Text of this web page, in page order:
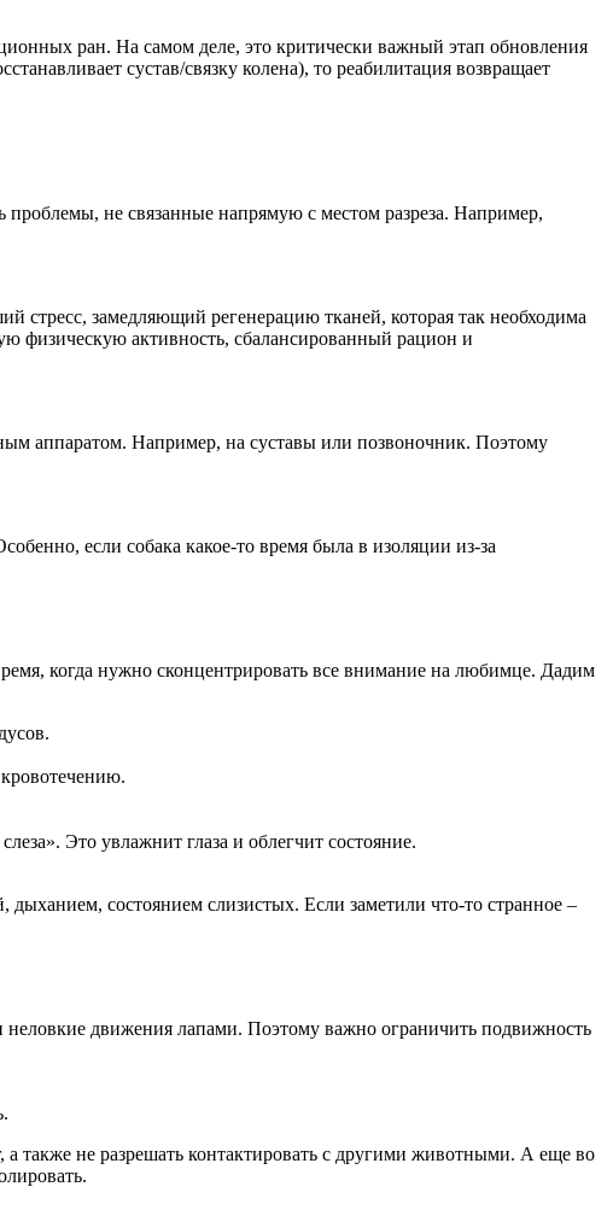
ран. На самом деле, это критически важный этап обновления
сустав/связку колена), то реабилитация возвращает
проблемы, не связанные напрямую с местом разреза. Например,
стресс, замедляющий регенерацию тканей, которая так необходима
физическую активность, сбалансированный рацион и
аппаратом. Например, на суставы или позвоночник. Поэтому
если собака какое-то время была в изоляции из-за
когда нужно сконцентрировать все внимание на любимце. Дадим
Это увлажнит глаза и облегчит состояние.
состоянием слизистых. Если заметили что-то странное –
неловкие движения лапами. Поэтому важно ограничить подвижность
также не разрешать контактировать с другими животными. А еще во